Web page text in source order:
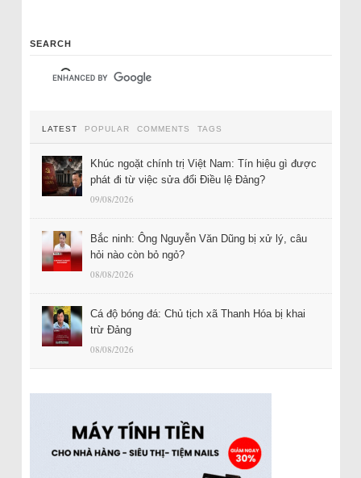
SEARCH
LATEST POPULAR COMMENTS TAGS
Khúc ngoặt chính trị Việt Nam: Tín hiệu gì được
phát đi từ việc sửa đổi Điều lệ Đảng?
09/08/2026
Bắc ninh: Ông Nguyễn Văn Dũng bị xử lý, câu
hỏi nào còn bỏ ngỏ?
08/08/2026
Cá độ bóng đá: Chủ tịch xã Thanh Hóa bị khai
trừ Đảng
08/08/2026